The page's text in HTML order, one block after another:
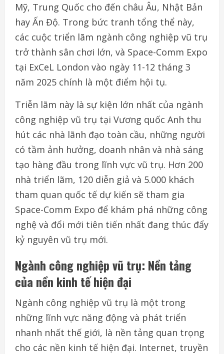
Mỹ, Trung Quốc cho đến châu Âu, Nhật Bản
hay Ấn Độ. Trong bức tranh tổng thể này,
các cuộc triển lãm ngành công nghiệp vũ trụ
trở thành sân chơi lớn, và Space-Comm Expo
tại ExCeL London vào ngày 11-12 tháng 3
năm 2025 chính là một điểm hội tụ.
Triễn lãm này là sự kiện lớn nhất của ngành
công nghiệp vũ trụ tại Vương quốc Anh thu
hút các nhà lãnh đạo toàn cầu, những người
có tầm ảnh hưởng, doanh nhân và nhà sáng
tạo hàng đầu trong lĩnh vực vũ trụ. Hơn 200
nhà triển lãm, 120 diễn giả và 5.000 khách
tham quan quốc tế dự kiến sẽ tham gia
Space-Comm Expo để khám phá những công
nghệ và đổi mới tiên tiến nhất đang thúc đẩy
kỷ nguyên vũ trụ mới.
Ngành công nghiệp vũ trụ: Nền tảng
của nền kinh tế hiện đại
Ngành công nghiệp vũ trụ là một trong
những lĩnh vực năng động và phát triển
nhanh nhất thế giới, là nền tảng quan trọng
cho các nền kinh tế hiện đại. Internet, truyền